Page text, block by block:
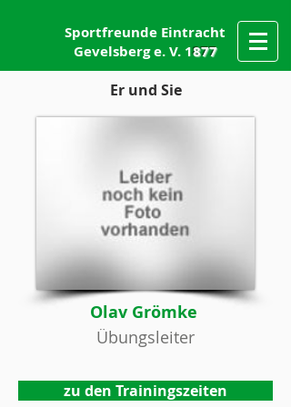
Sportfreunde Eintracht
Gevelsberg e. V. 1877
Er und Sie
Olav Grömke ​
Übungsleiter
zu den Trainingszeiten